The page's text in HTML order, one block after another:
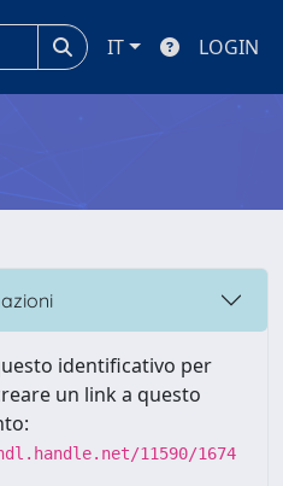
IT LOGIN
identificativo per
un link a questo
11590/1674